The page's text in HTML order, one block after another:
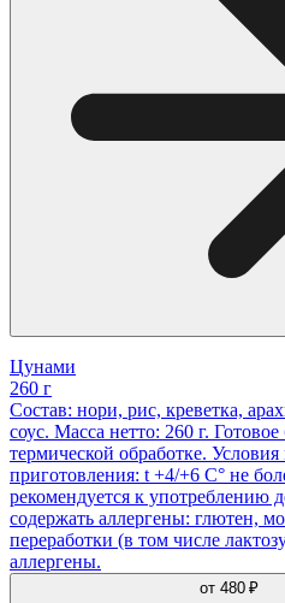
Цунами
260 г
Состав: нори, рис, креветка,
соус. Масса нетто: 260 г.
термической обработке.
приготовления: t +4/+6 С° не
рекомендуется к употреблению
содержать аллергены: глютен,
переработки (в том числе
аллергены.
от 480 ₽